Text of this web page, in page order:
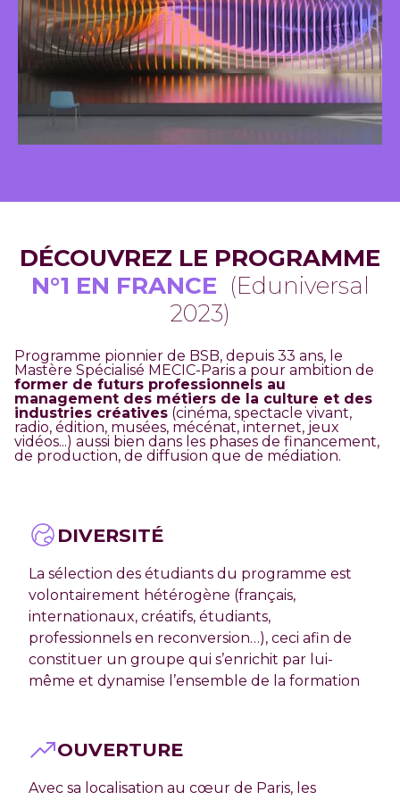
DÉCOUVREZ LE PROGRAMME
N°1 EN FRANCE (Eduniversal
2023)
Programme pionnier de BSB, depuis 33 ans, le
Mastère Spécialisé MECIC-Paris a pour ambition de
former de futurs professionnels au
management des métiers de la culture et des
industries créatives (cinéma, spectacle vivant,
radio, édition, musées, mécénat, internet, jeux
vidéos...) aussi bien dans les phases de financement,
de production, de diffusion que de médiation.
DIVERSITÉ
La sélection des étudiants du programme est
volontairement hétérogène (français,
internationaux, créatifs, étudiants,
professionnels en reconversion…), ceci afin de
constituer un groupe qui s’enrichit par lui-
même et dynamise l’ensemble de la formation
OUVERTURE
Avec sa localisation au cœur de Paris, les